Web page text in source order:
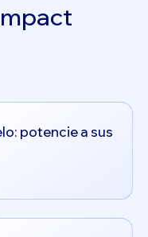
potencie a sus